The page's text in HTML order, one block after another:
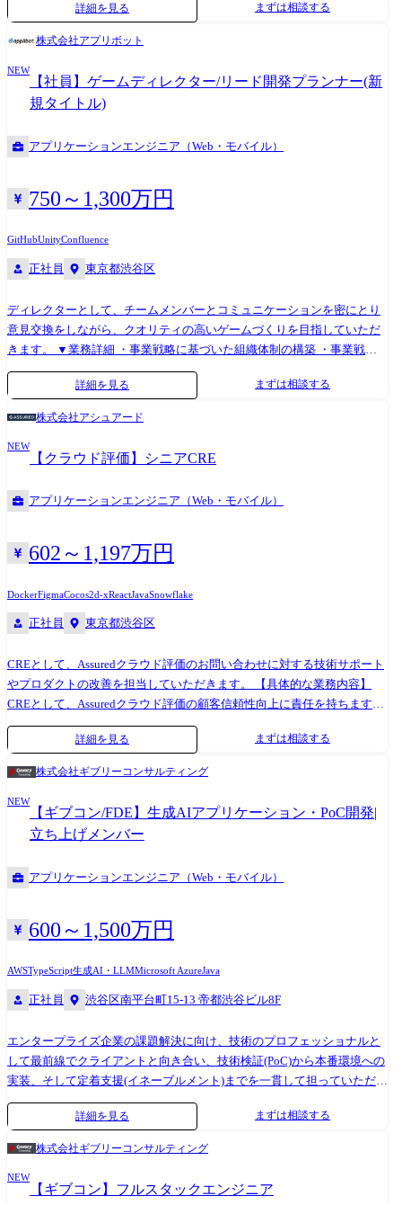
発業務 ・ソフトウェア開発会社にて、AWSの環境設計・構築業務 ・ 独
立系SIerでのAzureへのサーバー移行業務 ・ サーバーコンサルティング企
定める業務 【就業場所の変更の範囲】会社が定める場所
詳細を見る まずは相談する
株式会社アプリボット
NEW
【社員】ゲームディレクター/リード開発プランナー(新
規タイトル)
アプリケーションエンジニア（Web・モバイル）
750～1,300万円
GitHubUnityConfluence
正社員 東京都渋谷区
ディレクターとして、チームメンバーとコミュニケーションを密にとり
意見交換をしながら、クオリティの高いゲームづくりを目指していただ
きます。 ▼業務詳細 ・事業戦略に基づいた組織体制の構築 ・事業戦略
を実現するための開発フロー改善 ・プロデューサー、PM、各部門との
連携、調整 ・チーム内での課題洗い出し、シューティング ・その他チー
異動や、マネジメントへのミッション変更なども可能です。
詳細を見る まずは相談する
株式会社アシュアード
NEW
【クラウド評価】シニアCRE
アプリケーションエンジニア（Web・モバイル）
602～1,197万円
DockerFigmaCocos2d-xReactJavaSnowflake
正社員 東京都渋谷区
CREとして、Assuredクラウド評価のお問い合わせに対する技術サポート
やプロダクトの改善を担当していただきます。 【具体的な業務内容】
CREとして、Assuredクラウド評価の顧客信頼性向上に責任を持ちます。
▼ 短期的に取り組む業務 お客様からの技術的な問い合わせの調査・回答
セキュリティチェックシートの対応 お客様対応や社内オペレーションを
支援する小〜中規模システムの実装と運用改善(Google Apps Script /
望・不具合に関する、要求 / 要件 / 受け入れ条件の整理と、エンジニアリ
ングチームへの橋渡し 比較的小規模な機能改善・不具合修正について
は、自身で設計・実装・テスト・リリース 複雑なプロダクト仕様の整
測るKPIの設計と、計測基盤(BigQuery / dbt / Lightdash)の構築 KPIから見
用組織の業務改善や、プロダクトの構造的改善まで射程) セルフサービス
化の優先順位設計と、機能としての実装 問い合わせ対応フロー・エスカ
着手すべきか・どこにレバレッジがあるかの判断自体も、入社後に一緒
組織で、現在は1名のマネージャーと1名の専属エンジニアの2名体制で
す。 顧客、営業、CS、プロダクトと連携し、技術とデータを活用して顧
客の信頼性を向上させ、事業成長を加速させることを目指しています。
現在は、お問い合わせ対応・顧客要望対応を通じてお客様からのフィー
ドバックを迅速に取り入れ、改善につなげることを行っています。 同時
状態を可視化し、よりプロアクティブに顧客信頼性を向上させることで
す。 そのためにCREが担っていきたい観点は以下の通りです。 ・プロダ
詳細を見る まずは相談する
株式会社ギブリーコンサルティング
NEW
【ギブコン/FDE】生成AIアプリケーション・PoC開発|
立ち上げメンバー
アプリケーションエンジニア（Web・モバイル）
600～1,500万円
AWSTypeScript生成AI・LLMMicrosoft AzureJava
正社員 渋谷区南平台町15-13 帝都渋谷ビル8F
エンタープライズ企業の課題解決に向け、技術のプロフェッショナルと
して最前線でクライアントと向き合い、技術検証(PoC)から本番環境への
実装、そして定着支援(イネーブルメント)までを一貫して担っていただき
ます。 <具体的な業務> ●顧客課題のヒアリングと要件定義:ビジネスコン
サルタントと共に顧客の経営層や現場部門と折衝し、AIを活用したシス
RAG(検索拡張生成)環境、AIエージェントのプロトタイプを高速で開
発。 ●システム実装とインテグレーション:既存システムや社内データと
詳細を見る まずは相談する
株式会社ギブリーコンサルティング
NEW
【ギブコン】フルスタックエンジニア